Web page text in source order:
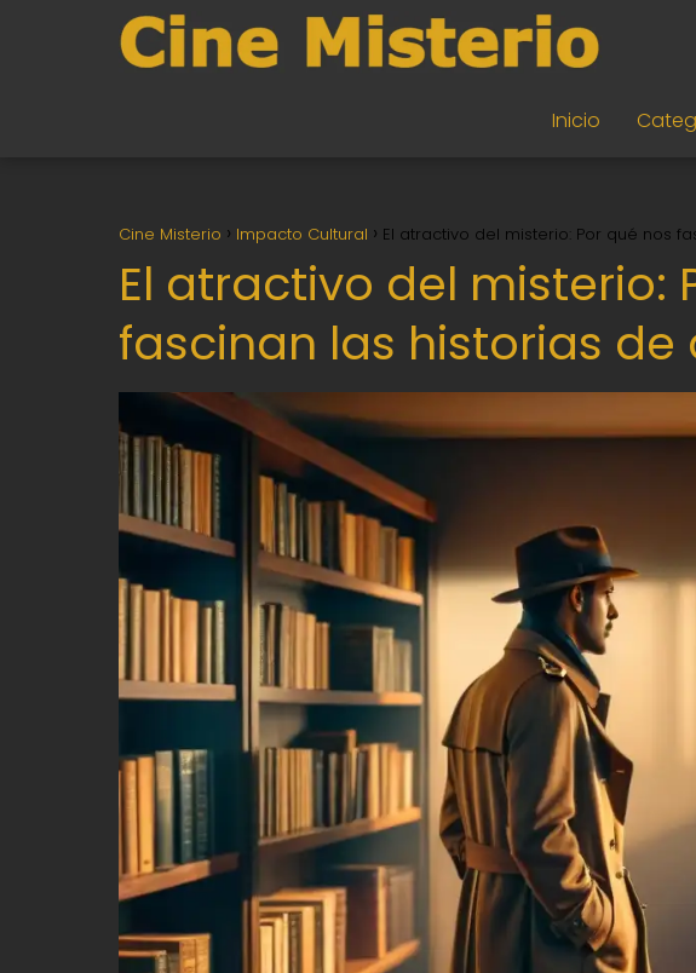
Inicio
Cine Misterio Impacto Cultural El atractivo del misterio: Por qué nos
El atractivo del misterio:
fascinan las historias de